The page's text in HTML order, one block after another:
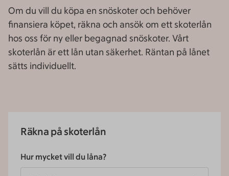
Om du vill du köpa en snöskoter och behöver
finansiera köpet, räkna och ansök om ett skoterlån
hos oss för ny eller begagnad snöskoter. Vårt
skoterlån är ett lån utan säkerhet. Räntan på lånet
sätts individuellt.
Räkna på skoterlån
Hur mycket vill du låna?